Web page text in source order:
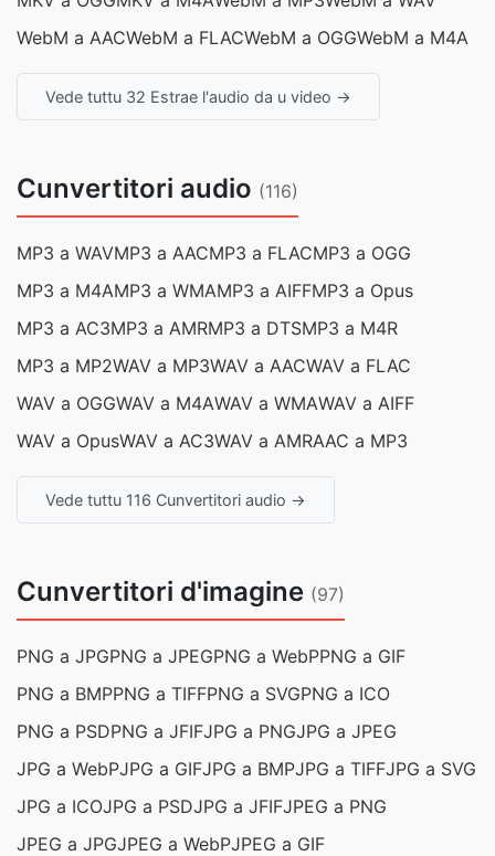
WebM a AACWebM a FLACWebM a OGGWebM a M4A
Vede tuttu 32 Estrae l'audio da u video →
Cunvertitori audio (116)
MP3 a WAVMP3 a AACMP3 a FLACMP3 a OGG
MP3 a M4AMP3 a WMAMP3 a AIFFMP3 a Opus
MP3 a AC3MP3 a AMRMP3 a DTSMP3 a M4R
MP3 a MP2WAV a MP3WAV a AACWAV a FLAC
WAV a OGGWAV a M4AWAV a WMAWAV a AIFF
WAV a OpusWAV a AC3WAV a AMRAAC a MP3
Vede tuttu 116 Cunvertitori audio →
Cunvertitori d'imagine (97)
PNG a JPGPNG a JPEGPNG a WebPPNG a GIF
PNG a BMPPNG a TIFFPNG a SVGPNG a ICO
PNG a PSDPNG a JFIFJPG a PNGJPG a JPEG
JPG a WebPJPG a GIFJPG a BMPJPG a TIFFJPG a SVG
JPG a ICOJPG a PSDJPG a JFIFJPEG a PNG
JPEG a JPGJPEG a WebPJPEG a GIF